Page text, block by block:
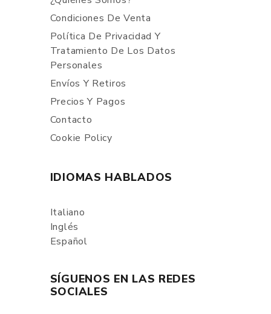
Condiciones De Venta
Política De Privacidad Y
Tratamiento De Los Datos
Personales
Envíos Y Retiros
Precios Y Pagos
Contacto
Cookie Policy
IDIOMAS HABLADOS
Italiano
Inglés
Español
SÍGUENOS EN LAS REDES
SOCIALES